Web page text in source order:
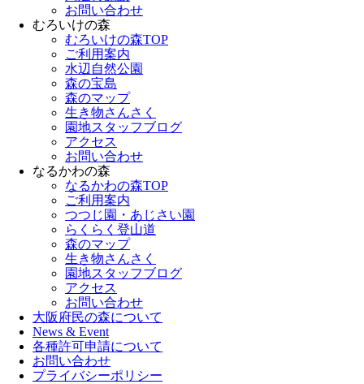
お問い合わせ
むろいけの森
むろいけの森TOP
ご利用案内
水辺自然公園
森の宝島
森のマップ
生き物さんさく
園地スタッフブログ
アクセス
お問い合わせ
なるかわの森
なるかわの森TOP
ご利用案内
つつじ園・あじさい園
らくらく登山道
森のマップ
生き物さんさく
園地スタッフブログ
アクセス
お問い合わせ
大阪府民の森について
News & Event
各種許可申請について
お問い合わせ
プライバシーポリシー